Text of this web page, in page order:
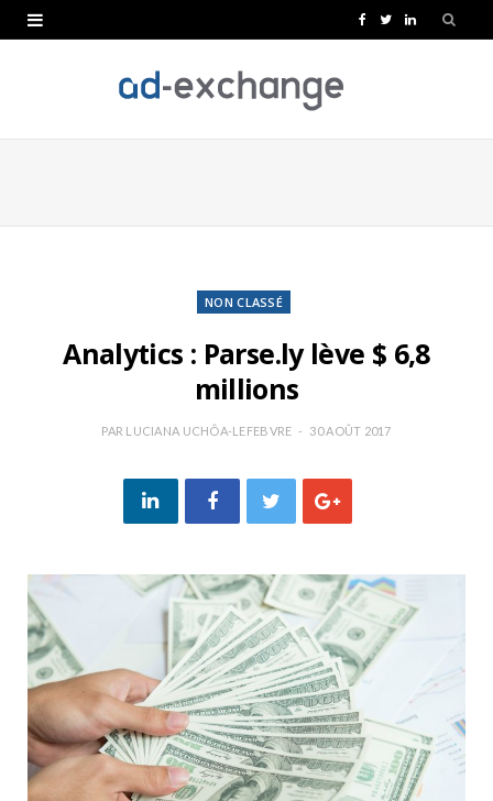
e
T
t
L
k
NON CLASSÉ
Analytics : Parse.ly lève $ 6,8
millions
PAR LUCIANA UCHÔA-LEFEBVRE 30 AOÛT 2017